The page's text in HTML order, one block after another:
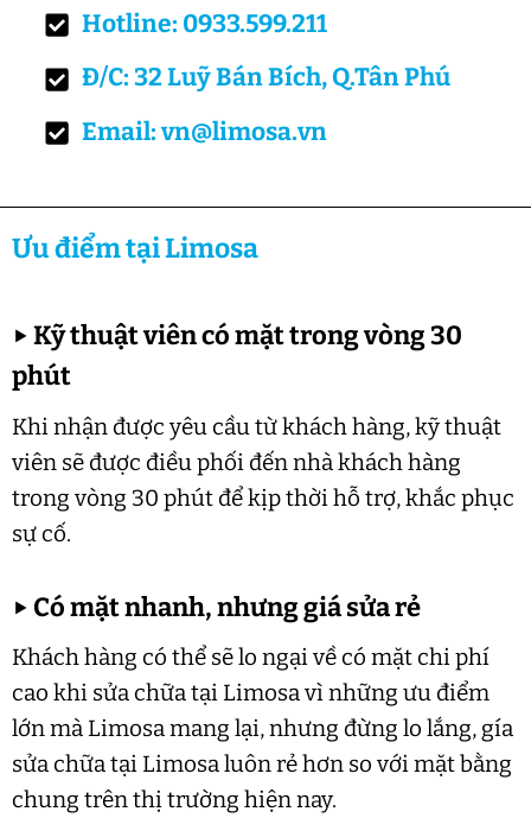
Hotline: 0933.599.211
Đ/C: 32 Luỹ Bán Bích, Q.Tân Phú
Email: vn@limosa.vn
Ưu điểm tại Limosa
▶Kỹ thuật viên có mặt trong vòng 30
phút
Khi nhận được yêu cầu từ khách hàng, kỹ thuật
viên sẽ được điều phối đến nhà khách hàng
trong vòng 30 phút để kịp thời hỗ trợ, khắc phục
sự cố.
▶ Có mặt nhanh, nhưng giá sửa rẻ
Khách hàng có thể sẽ lo ngại về có mặt chi phí
cao khi sửa chữa tại Limosa vì những ưu điểm
lớn mà Limosa mang lại, nhưng đừng lo lắng, gía
sửa chữa tại Limosa luôn rẻ hơn so với mặt bằng
chung trên thị trường hiện nay.